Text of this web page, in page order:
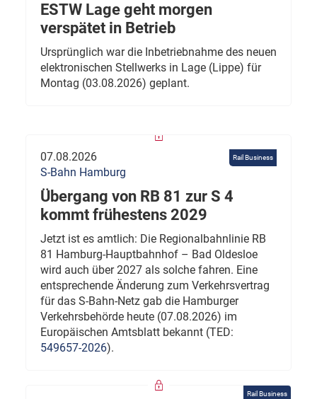
ESTW Lage geht morgen
verspätet in Betrieb
Ursprünglich war die Inbetriebnahme des neuen
elektronischen Stellwerks in Lage (Lippe) für
Montag (03.08.2026) geplant.
Rail Business
07.08.2026
S-Bahn Hamburg
Übergang von RB 81 zur S 4
kommt frühestens 2029
Jetzt ist es amtlich: Die Regionalbahnlinie RB
81 Hamburg-Hauptbahnhof – Bad Oldesloe
wird auch über 2027 als solche fahren. Eine
entsprechende Änderung zum Verkehrsvertrag
für das S-Bahn-Netz gab die Hamburger
Verkehrsbehörde heute (07.08.2026) im
Europäischen Amtsblatt bekannt (TED:
549657-2026).
Rail Business